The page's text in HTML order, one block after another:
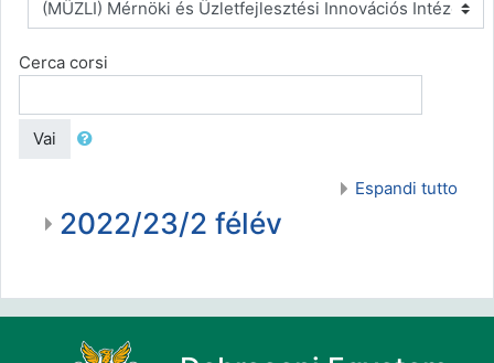
Cerca corsi
Vai
Espandi tutto
2022/23/2 félév